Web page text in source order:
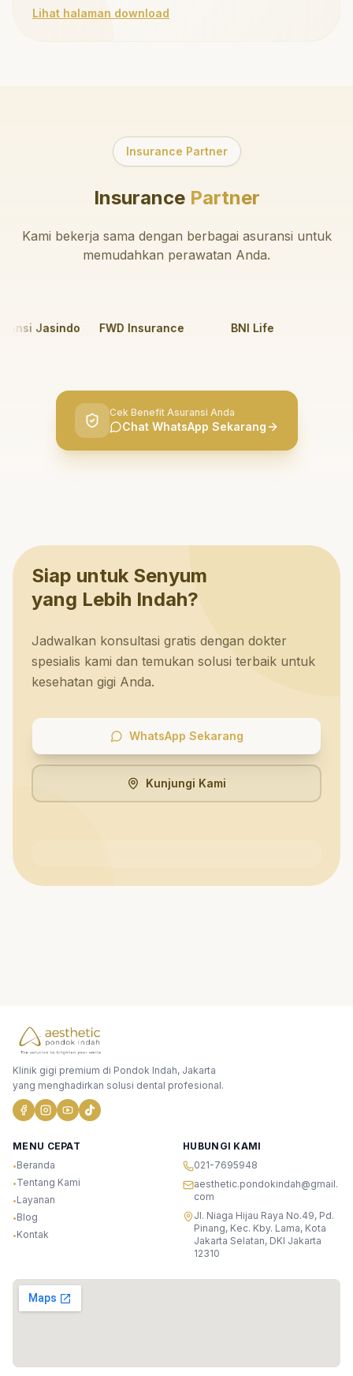
Lihat halaman download
Insurance Partner
InsurancePartner
Kami bekerja sama dengan berbagai asuransi untuk
memudahkan perawatan Anda.
Jasindo FWD Insurance BNI Life
Cek Benefit Asuransi Anda
Chat WhatsApp Sekarang
Siap untuk Senyum
yang Lebih Indah?
Jadwalkan konsultasi gratis dengan dokter
spesialis kami dan temukan solusi terbaik untuk
kesehatan gigi Anda.
WhatsApp Sekarang
Kunjungi Kami
Klinik gigi premium di Pondok Indah, Jakarta
yang menghadirkan solusi dental profesional.
MENU CEPAT
•Beranda
•Tentang Kami
•Layanan
•Blog
•Kontak
HUBUNGI KAMI
021-7695948
aesthetic.pondokindah@gmail.
com
Jl. Niaga Hijau Raya No.49, Pd.
Pinang, Kec. Kby. Lama, Kota
Jakarta Selatan, DKI Jakarta
12310